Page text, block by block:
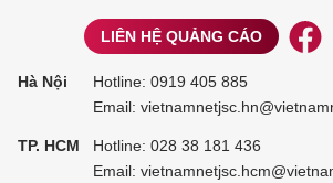
LIÊN HỆ QUẢNG CÁO
Hà Nội Hotline: 0919 405 885
Email:
TP. HCM Hotline: 028 38 181 436
Email: